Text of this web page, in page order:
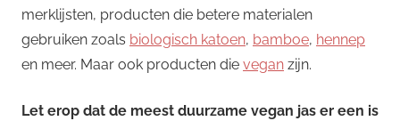
merklijsten, producten die betere materialen
gebruiken zoals biologisch katoen, bamboe, hennep
en meer. Maar ook producten die vegan zijn.
Let erop dat de meest duurzame vegan jas er een is